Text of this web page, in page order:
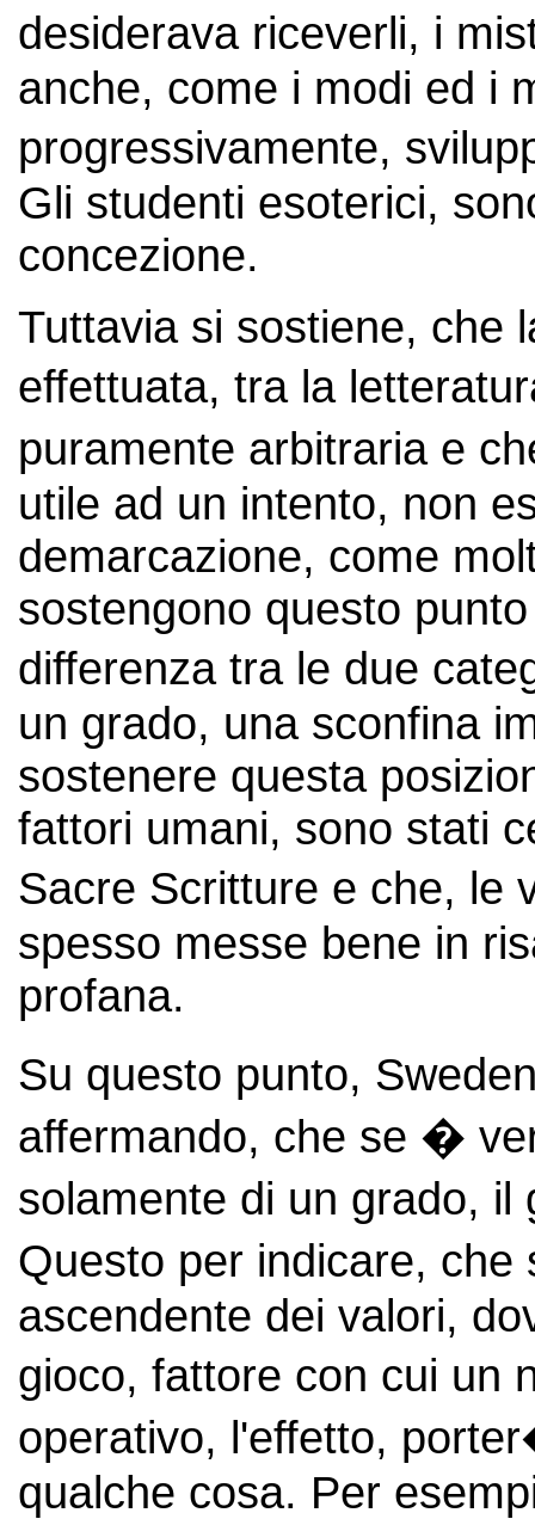
desiderava riceverli, i
anche, come i modi ed i
progressivamente,
Gli studenti esoterici,
concezione.
Tuttavia si sostiene, che
effettuata, tra la
puramente arbitraria e
utile ad un intento, non
demarcazione, come
sostengono questo
differenza tra le due
un grado, una sconfina
sostenere questa
fattori umani, sono stati
Sacre Scritture e che,
spesso messe bene in
profana.
Su questo punto,
affermando, che se �
solamente di un grado,
Questo per indicare,
ascendente dei valori,
gioco, fattore con cui un
operativo, l'effetto,
qualche cosa. Per